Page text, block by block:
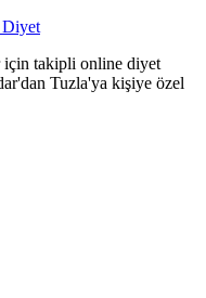
Diyet
için takipli online diyet
Tuzla'ya kişiye özel